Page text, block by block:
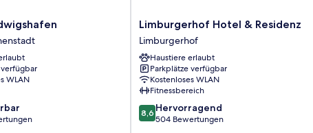
WLAN
Limburgerhof
Hotel
&
Residenz
Limburgerhof
Limburgerhof Hotel & Residenz
Limburgerhof
Haustiere erlaubt
Parkplätze verfügbar
Kostenloses WLAN
Fitnessbereich
8.6
von
8,6 Hervorragend
504 Bewertungen